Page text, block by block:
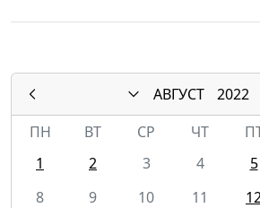
АВГУСТ
2022
ПН
ВТ СР ЧТ
1
2 3 4 5
8
9 10 11